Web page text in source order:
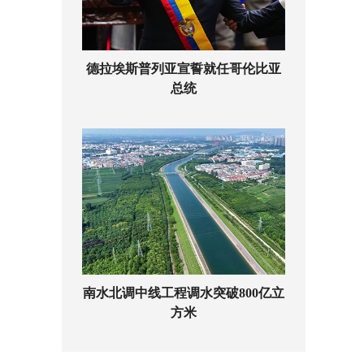
德拉埃斯普列亚宣誓就任哥伦比亚
总统
南水北调中线工程调水突破800亿立
方米